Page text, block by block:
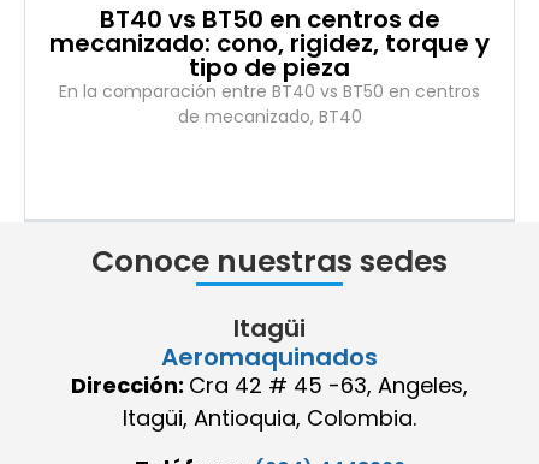
BT40 vs BT50 en centros de
mecanizado: cono, rigidez, torque y
tipo de pieza
En la comparación entre BT40 vs BT50 en centros
de mecanizado, BT40
Conoce nuestras sedes
Itagüi
Aeromaquinados
Dirección: Cra 42 # 45 -63, Angeles,
Itagüi, Antioquia, Colombia.